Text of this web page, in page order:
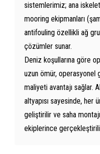
sistemlerimiz; ana
mooring ekipmanları
antifouling özellikli ağ
çözümler sunar.
Deniz koşullarına göre
uzun ömür, operasyonel
maliyeti avantajı sağlar.
altyapısı sayesinde, her
geliştirilir ve saha
ekiplerince